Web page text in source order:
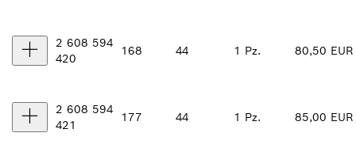
2 608 594
420
168 44 1 Pz. 80,50 EUR
2 608 594
421
177 44 1 Pz. 85,00 EUR